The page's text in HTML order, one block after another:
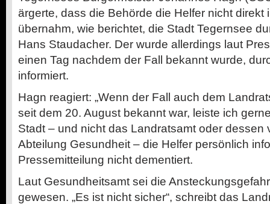
ärgerte, dass die Behörde die Helfer nicht direkt
übernahm, wie berichtet, die Stadt Tegernsee
Hans Staudacher. Der wurde allerdings laut
einen Tag nachdem der Fall bekannt wurde,
informiert.
Hagn reagiert: „Wenn der Fall auch dem
seit dem 20. August bekannt war, leiste ich
Stadt – und nicht das Landratsamt oder dessen
Abteilung Gesundheit – die Helfer persönlich
Pressemitteilung nicht dementiert.
Laut Gesundheitsamt sei die
gewesen. „Es ist nicht sicher“, schreibt das